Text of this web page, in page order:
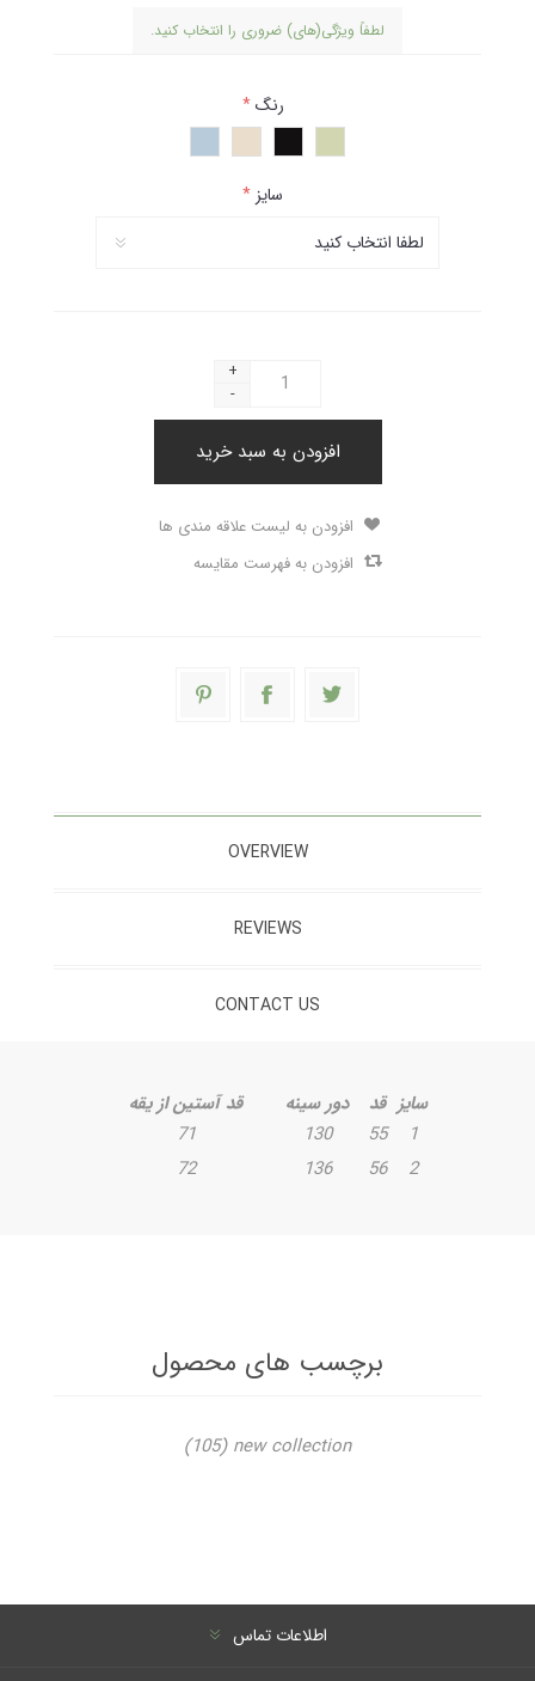
لطفاً ویژگی(های) ضروری را انتخاب کنید.
رنگ*
سایز *
+
-
افزودن به سبد خرید
افزودن به لیست علاقه مندی ها
افزودن به فهرست مقایسه
OVERVIEW
REVIEWS
CONTACT US
سایز قد دور سینه
قد آستین از یقه
1
55
130
71
2
56
136
72
برچسب های محصول
new collection
(105)
اطلاعات تماس